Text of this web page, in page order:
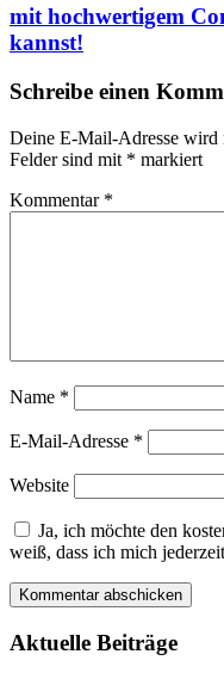
mit hochwertigem
kannst!
Schreibe einen
Deine E-Mail-Adresse wird
Felder sind mit * markiert
Kommentar *
Name *
E-Mail-Adresse *
Website
Ja, ich möchte den
weiß, dass ich mich
Aktuelle Beiträge